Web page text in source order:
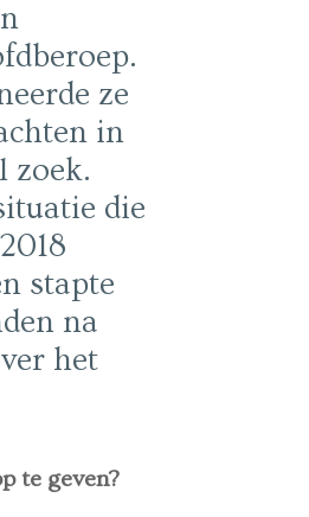
ze
in
zoek.
die
stapte
na
het
te geven?